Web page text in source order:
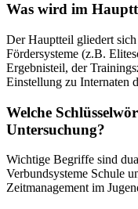
Was wird im
Der Hauptteil gliedert
Fördersysteme (z.B.
Ergebnisteil, der
Einstellung zu Internaten
Welche
Untersuchung?
Wichtige Begriffe sind
Verbundsysteme Schule
Zeitmanagement im